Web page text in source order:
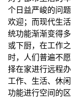
个日益严峻的问
欢迎；而现代生
统功能渐渐变得
或下厨，在工作
时，人们普遍不
择在家进行远程办
工作、生活、休
功能进行空间的